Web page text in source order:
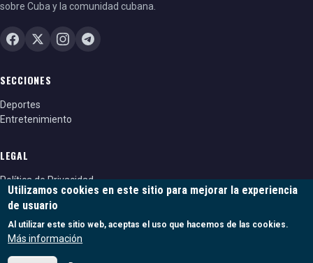
sobre Cuba y la comunidad cubana.
SECCIONES
Deportes
Entretenimiento
LEGAL
Política de Privacidad
Política de cookies
Términos y condiciones
Utilizamos cookies en este sitio para mejorar la experiencia
de usuario
Al utilizar este sitio web, aceptas el uso que hacemos de las cookies.
Más información